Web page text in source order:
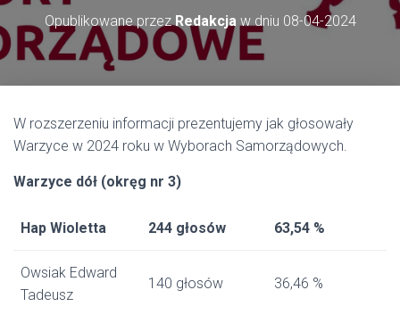
Opublikowane przezRedakcja w dniu 08-04-2024
W rozszerzeniu informacji prezentujemy jak głosowały
Warzyce w 2024 roku w Wyborach Samorządowych.
Warzyce dół (okręg nr 3)
Hap Wioletta 244 głosów 63,54 %
Owsiak Edward
Tadeusz
140 głosów 36,46 %